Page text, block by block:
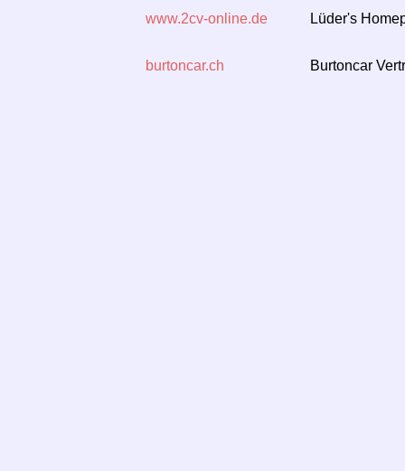
www.2cv-online.de Lüder's
burtoncar.ch Burtoncar